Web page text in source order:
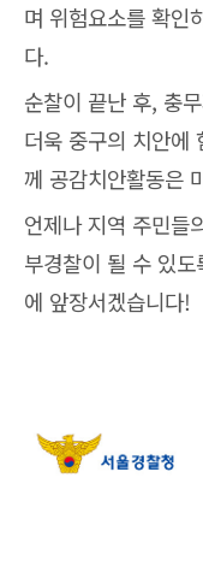
며 위험요소를 확인
다.
순찰이 끝난 후, 충
더욱 중구의 치안에
께 공감치안활동은
언제나 지역 주민들
부경찰이 될 수 있
에 앞장서겠습니다!